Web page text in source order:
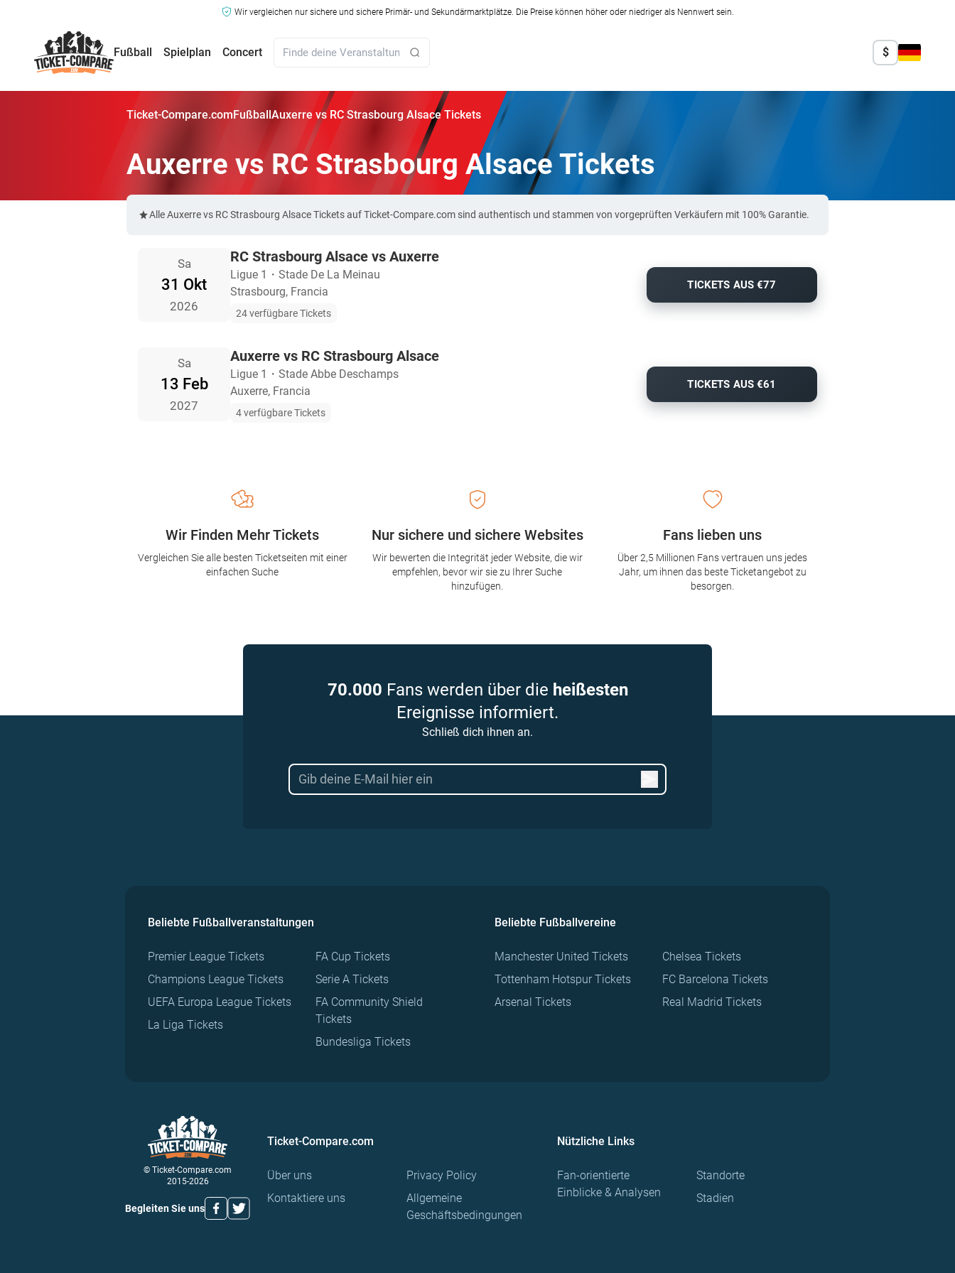
Wir vergleichen nur sichere und sichere Primär- und Sekundärmarktplätze. Die Preise können höher oder niedriger als Nennwert sein.
Fußball Spielplan Concert $
Ticket-Compare.comFußballAuxerre vs RC Strasbourg Alsace Tickets
Auxerre vs RC Strasbourg Alsace Tickets
Alle Auxerre vs RC Strasbourg Alsace Tickets auf Ticket-Compare.com sind authentisch und stammen von vorgeprüften Verkäufern mit 100% Garantie.
Sa
31 Okt
2026
RC Strasbourg Alsace vs Auxerre
Ligue 1 ・ Stade De La Meinau
Strasbourg, Francia
24 verfügbare Tickets
TICKETS AUS €77
Sa
13 Feb
2027
Auxerre vs RC Strasbourg Alsace
Ligue 1 ・ Stade Abbe Deschamps
Auxerre, Francia
4 verfügbare Tickets
TICKETS AUS €61
Nur sichere und sichere Websites
Wir bewerten die Integrität jeder Website, die wir
empfehlen, bevor wir sie zu Ihrer Suche
hinzufügen.
Wir Finden Mehr Tickets
Vergleichen Sie alle besten Ticketseiten mit einer
einfachen Suche
Fans lieben uns
Über 2,5 Millionen Fans vertrauen uns jedes
Jahr, um ihnen das beste Ticketangebot zu
besorgen.
70.000 Fans werden über die heißesten
Ereignisse informiert.
Schließ dich ihnen an.
Beliebte Fußballveranstaltungen
Premier League Tickets
Champions League Tickets
UEFA Europa League Tickets
La Liga Tickets
FA Cup Tickets
Serie A Tickets
FA Community Shield
Tickets
Bundesliga Tickets
Beliebte Fußballvereine
Manchester United Tickets
Tottenham Hotspur Tickets
Arsenal Tickets
Chelsea Tickets
FC Barcelona Tickets
Real Madrid Tickets
© Ticket-Compare.com
2015-2026
Begleiten Sie uns
Ticket-Compare.com
Über uns
Kontaktiere uns
Privacy Policy
Allgemeine
Geschäftsbedingungen
Nützliche Links
Fan-orientierte
Einblicke & Analysen
Standorte
Stadien